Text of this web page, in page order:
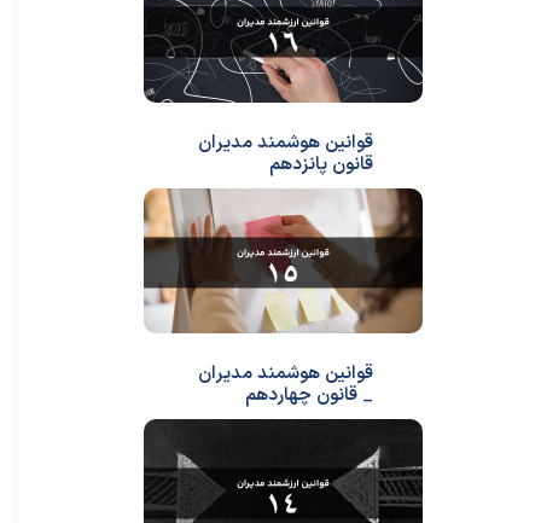
قوانین هوشمند مدیران
قانون پانزدهم
قوانین هوشمند مدیران
_ قانون چهاردهم